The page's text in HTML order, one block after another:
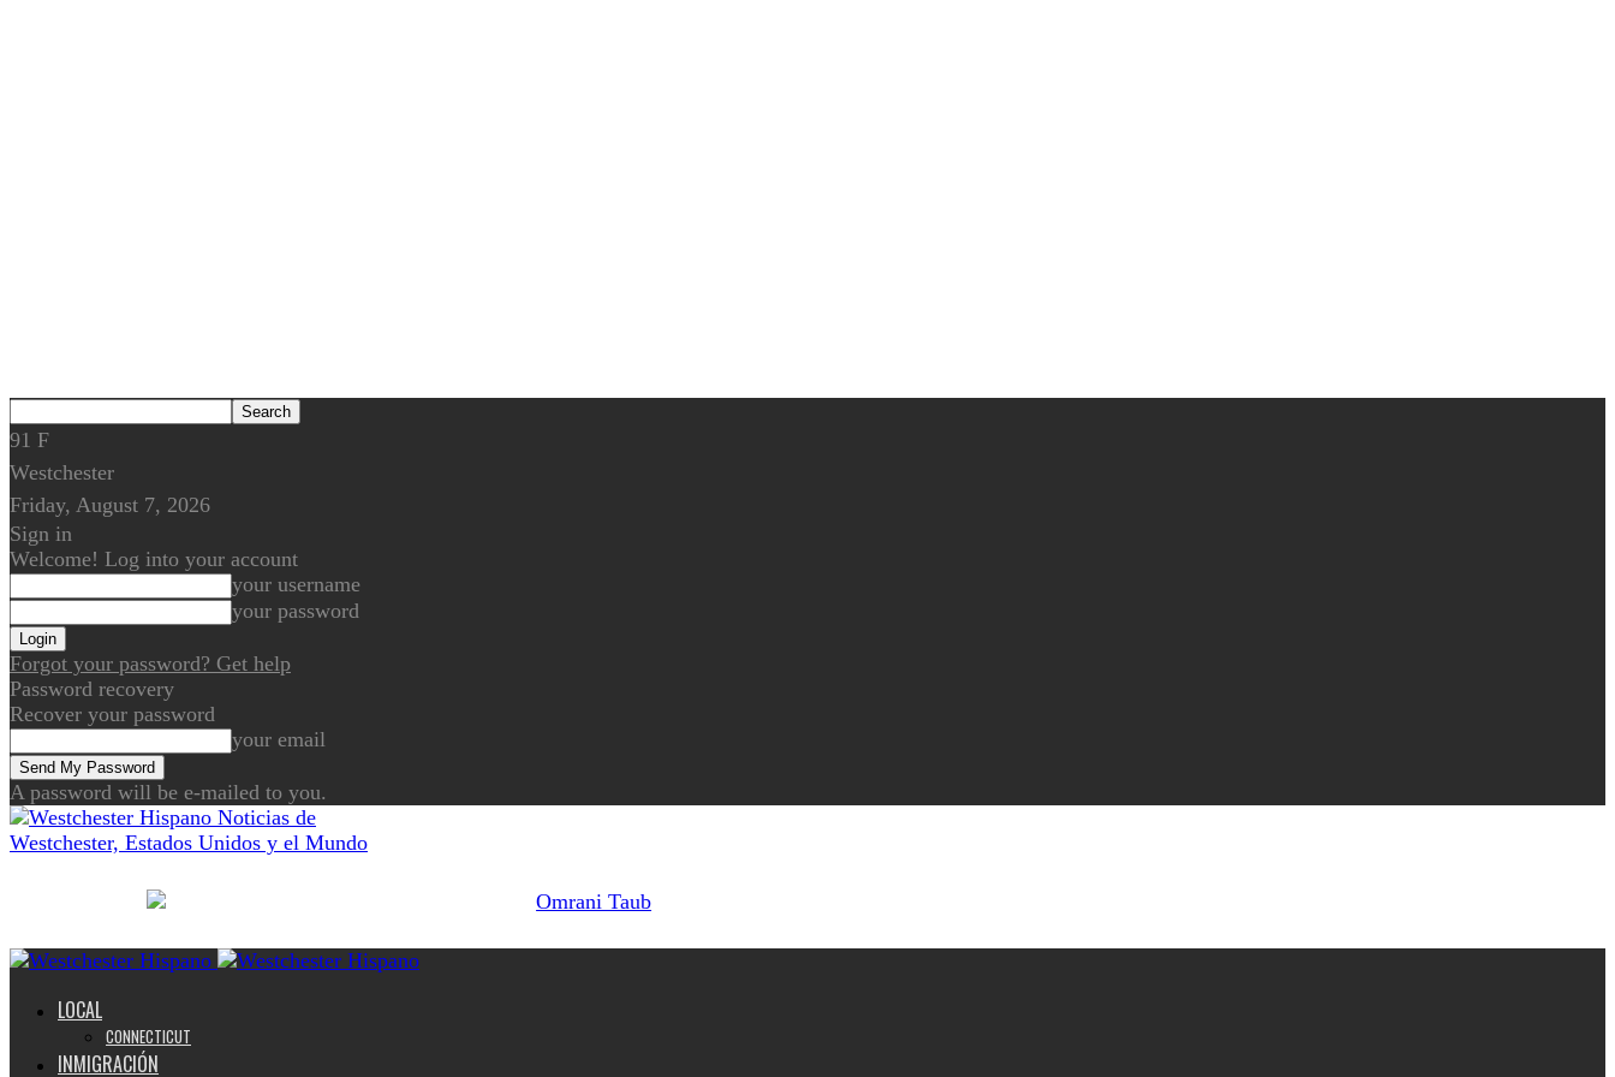
91 F
Westchester
Friday, August 7, 2026
Sign in
Welcome! Log into your account
your username
your password
Forgot your password? Get help
Password recovery
Recover your password
your email
A password will be e-mailed to you.
Noticias de
Westchester, Estados Unidos y el Mundo
LOCAL
CONNECTICUT
INMIGRACIÓN